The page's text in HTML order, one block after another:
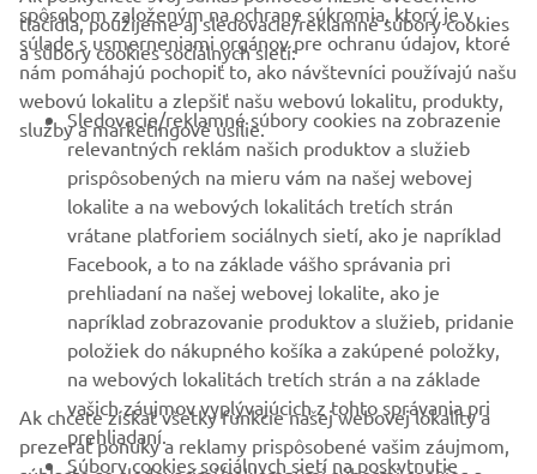
FIREMNÉ STRÁNKY
B2B
VIAC YAMAHA
PODPORA
BULLETIN
Získajte medzi prvými informácie o najnovších ponukách,
špeciálnych akciách, nových verziách a mnoho ďalšieho
spôsobom založeným na ochrane súkromia, ktorý je v
súlade s usmerneniami orgánov pre ochranu údajov, ktoré
nám pomáhajú pochopiť to, ako návštevníci používajú našu
webovú lokalitu a zlepšiť našu webovú lokalitu, produkty,
služby a marketingové úsilie.
tlačidla, použijeme aj sledovacie/reklamné súbory cookies
a súbory cookies sociálnych sietí:
Sledovacie/reklamné súbory cookies na zobrazenie
relevantných reklám našich produktov a služieb
prispôsobených na mieru vám na našej webovej
lokalite a na webových lokalitách tretích strán
vrátane platforiem sociálnych sietí, ako je napríklad
Facebook, a to na základe vášho správania pri
prehliadaní na našej webovej lokalite, ako je
napríklad zobrazovanie produktov a služieb, pridanie
položiek do nákupného košíka a zakúpené položky,
na webových lokalitách tretích strán a na základe
vašich záujmov vyplývajúcich z tohto správania pri
prehliadaní.
Súbory cookies sociálnych sietí na poskytnutie
Ak chcete získať všetky funkcie našej webovej lokality a
prezerať ponuky a reklamy prispôsobené vašim záujmom,